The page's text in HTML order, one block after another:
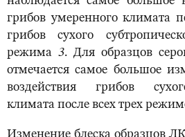
грибов умеренного климата
грибов сухого
режима 3. Для образцов
отмечается самое большое
воздействия грибов
климата после всех трех